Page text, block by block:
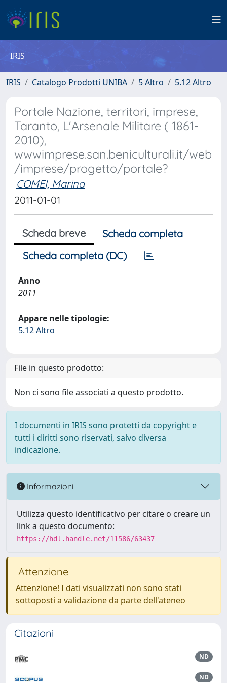
IRIS
IRIS Catalogo Prodotti UNIBA 5 Altro 5.12 Altro
Portale Nazione, territori, imprese,
Taranto, L'Arsenale Militare ( 1861-
2010),
wwwimprese.san.beniculturali.it/web
/imprese/progetto/portale?
COMEI, Marina
2011-01-01
Scheda breve
Scheda completa
Scheda completa (DC)
Anno
2011
Appare nelle tipologie:
5.12 Altro
File in questo prodotto:
Non ci sono file associati a questo prodotto.
I documenti in IRIS sono protetti da copyright e
tutti i diritti sono riservati, salvo diversa
indicazione.
Informazioni
Utilizza questo identificativo per citare o creare un
link a questo documento:
https://hdl.handle.net/11586/63437
Attenzione
Attenzione! I dati visualizzati non sono stati
sottoposti a validazione da parte dell'ateneo
Citazioni
ND
ND